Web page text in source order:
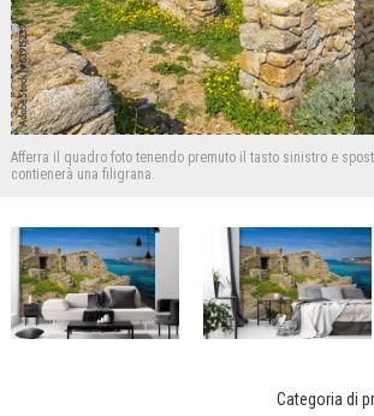
Afferra il quadro foto tenendo premuto il tasto sinistro e
contienerà una filigrana.
Categoria di